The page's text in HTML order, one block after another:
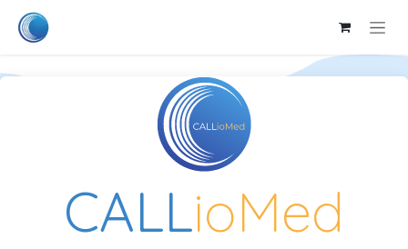
Se rendre au contenu
CALLioMed